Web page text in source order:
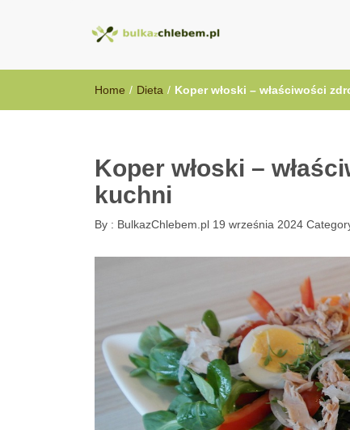
Home / Dieta / Koper włoski – właściwości
Koper włoski –
kuchni
By : BulkazChlebem.pl 19 września 2024